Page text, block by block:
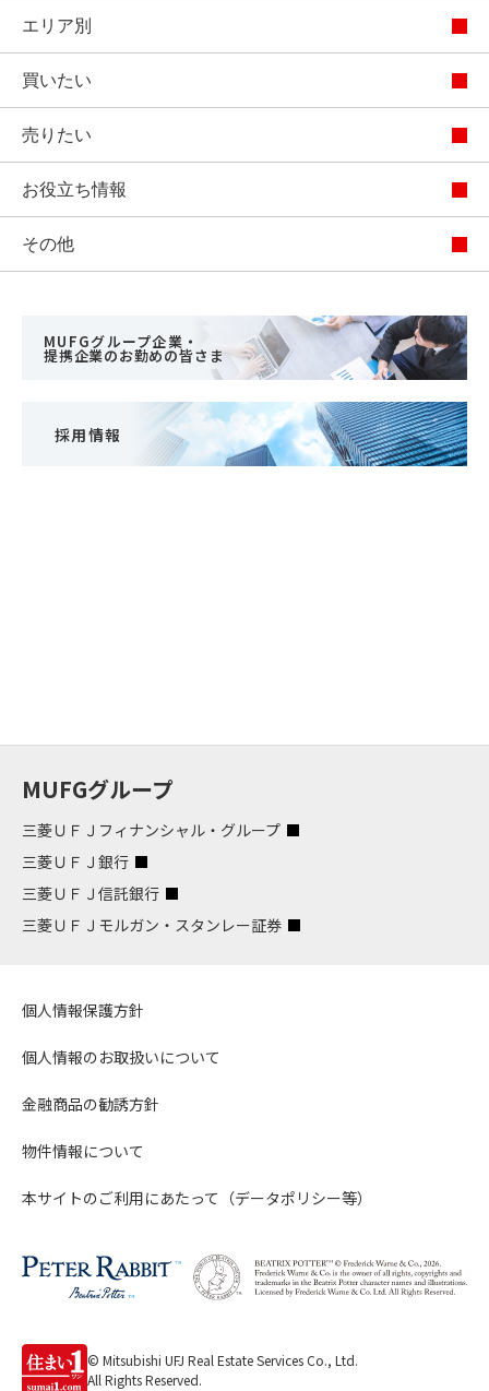
エリア別
買いたい
売りたい
お役立ち情報
その他
MUFGグループ企業・
提携企業のお勤めの皆さま
採用情報
MUFGグループ
三菱ＵＦＪフィナンシャル・グループ
三菱ＵＦＪ銀行
三菱ＵＦＪ信託銀行
三菱ＵＦＪモルガン・スタンレー証券
個人情報保護方針
個人情報のお取扱いについて
金融商品の勧誘方針
物件情報について
本サイトのご利用にあたって（データポリシー等）
© Mitsubishi UFJ Real Estate Services Co., Ltd.
All Rights Reserved.